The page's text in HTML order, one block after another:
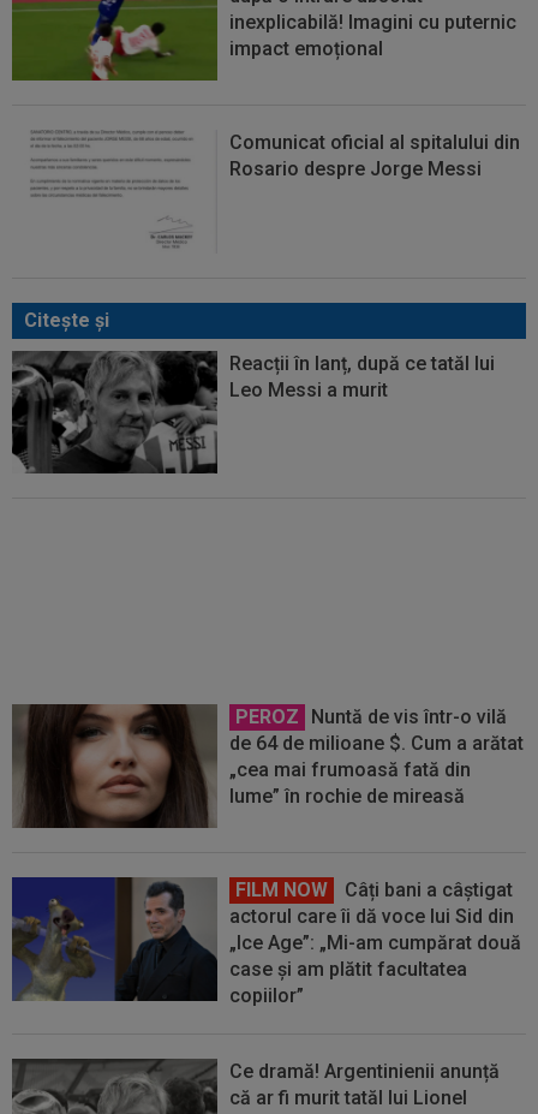
inexplicabilă! Imagini cu puternic
impact emoțional
Comunicat oficial al spitalului din
Rosario despre Jorge Messi
Citeşte şi
Reacții în lanț, după ce tatăl lui
Leo Messi a murit
PEROZ
Nuntă de vis într-o vilă
de 64 de milioane $. Cum a arătat
„cea mai frumoasă fată din
lume” în rochie de mireasă
FILM NOW
Câți bani a câștigat
actorul care îi dă voce lui Sid din
„Ice Age”: „Mi-am cumpărat două
case și am plătit facultatea
copiilor”
Ce dramă! Argentinienii anunță
că ar fi murit tatăl lui Lionel